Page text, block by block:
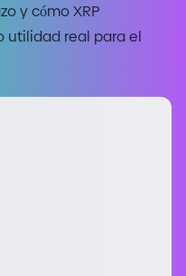
y cómo XRP
utilidad real para el